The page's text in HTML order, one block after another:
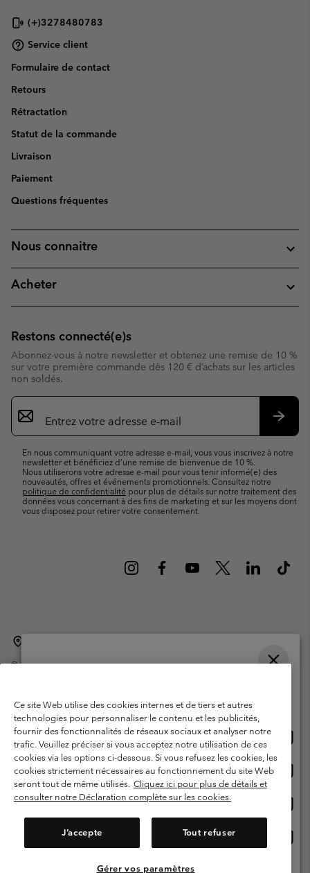
(+)3278480783
Service client
Formulaire de contact
Retours
Rétractation
Statut de la commande
Livraison
Paiement
Questions fréquentes
Nous connaitre
Acheter
Restons connecté(e)s
Abonnez-vous à notre newsletter et obtenez une remise de 10 %
sur votre première commande dès 120 € d’achats sur les articles
non soldés.
Inscription
par
e-
En nous communiquant votre adresse e-mail, vous vous inscrivez à notre
newsletter et bénéficiez d’une remise de bienvenue de 10 %.
Nous utiliserons votre adresse e-mail pour vous tenir informé(e) des
nouveautés, offres et événements promotionnels. Consultez notre
politique de confidentialité pour plus de détails sur notre traitement des
données vous concernant à des fins de marketing et sur les moyens dont
vous disposez pour retirer votre consentement.
©2026Columbia Sportswear International Sarl. Avenue des Morgines, 12
Garanties Légales
Politique de confidentialité
Conditions d'utilisation - Membres
Conditions D'utilisation - Contenu généré par l'utilisateur
Impressum
Cookies
Ce site Web utilise des cookies internes et de tiers et autres
technologies pour personnaliser le contenu et les publicités,
fournir des fonctionnalités de réseaux sociaux et analyser notre
trafic. Veuillez préciser si vous acceptez notre utilisation de ces
cookies via les options ci-dessous. Si vous refusez les cookies, les
cookies strictement nécessaires au fonctionnement du site Web
seront tout de même utilisés. Cliquez ici pour plus de détails et
consulter notre Déclaration complète sur les cookies.
J’accepte Tout refuser
Gérer vos paramètres
Achats en ligne disponibles
United States
ligne
Belgium-English
ligne
Belgium-Français
ligne
Belgium-Dutch